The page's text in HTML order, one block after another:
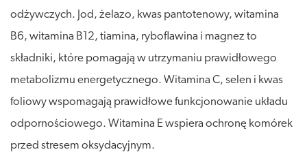
odżywczych. Jod, żelazo, kwas pantotenowy, witamina
B6, witamina B12, tiamina, ryboflawina i magnez to
składniki, które pomagają w utrzymaniu prawidłowego
metabolizmu energetycznego. Witamina C, selen i kwas
foliowy wspomagają prawidłowe funkcjonowanie układu
odpornościowego. Witamina E wspiera ochronę komórek
przed stresem oksydacyjnym.